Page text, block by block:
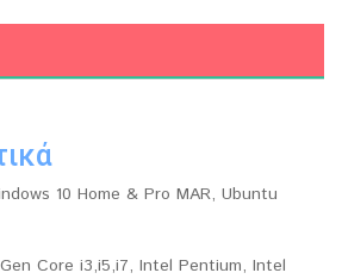
10 Home & Pro MAR, Ubuntu
Core i3,i5,i7, Intel Pentium, Intel